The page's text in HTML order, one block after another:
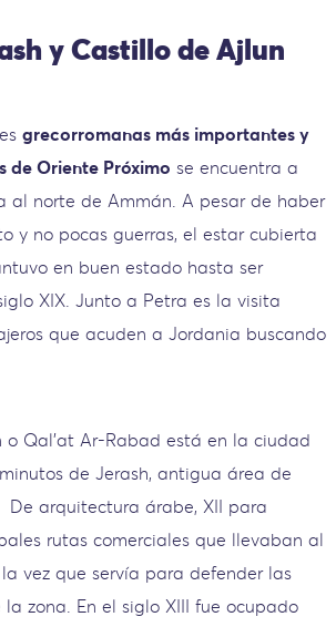
y Castillo de Ajlun
grecorromanas más importantes y
de Oriente Próximo se encuentra a
al norte de Ammán. A pesar de haber
y no pocas guerras, el estar cubierta
en buen estado hasta ser
XIX. Junto a Petra es la visita
que acuden a Jordania buscando
o Qal’at Ar-Rabad está en la ciudad
de Jerash, antigua área de
arquitectura árabe, XII para
rutas comerciales que llevaban al
vez que servía para defender las
zona. En el siglo XIII fue ocupado